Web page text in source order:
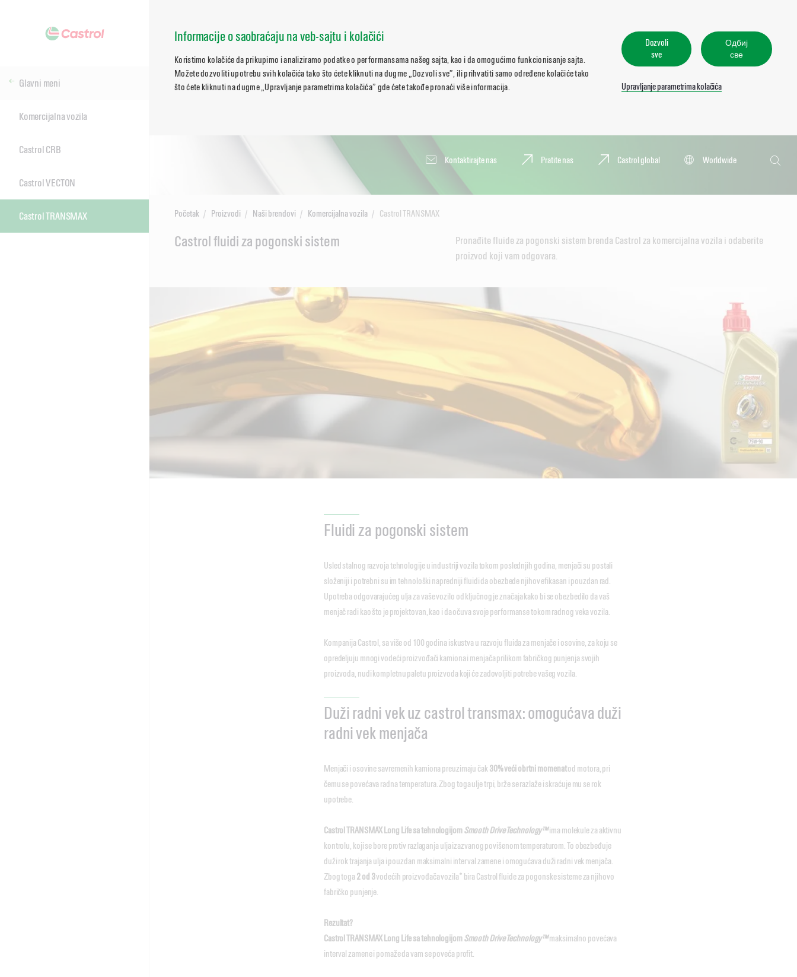
Informacije o saobraćaju na veb-sajtu i kolačići
Koristimo kolačiće da prikupimo i analiziramo podatke o performansama našeg sajta, kao i da omogućimo funkcionisanje sajta.
Možete dozvoliti upotrebu svih kolačića tako što ćete kliknuti na dugme „Dozvoli sve”, ili prihvatiti samo određene kolačiće tako
što ćete kliknuti na dugme „Upravljanje parametrima kolačića” gde ćete takođe pronaći više informacija.
Dozvoli
sve
Одбиј
све
Upravljanje parametrima kolačića
Kontaktirajte nas Pratite nas Castrol global
Worldwide
Pretraga
Glavni meni
Komercijalna vozila
Castrol CRB
Castrol VECTON
Castrol TRANSMAX Početak Proizvodi Naši brendovi Komercijalna vozila Castrol TRANSMAX
Castrol fluidi za pogonski sistem
Pronađite fluide za pogonski sistem brenda Castrol za komercijalna vozila i odaberite
proizvod koji vam odgovara.
Fluidi za pogonski sistem
Usled stalnog razvoja tehnologije u industriji vozila tokom poslednjih godina, menjači su postali
složeniji i potrebni su im tehnološki napredniji fluidi da obezbede njihov efikasan i pouzdan rad.
Upotreba odgovarajućeg ulja za vaše vozilo od ključnog je značaja kako bi se obezbedilo da vaš
menjač radi kao što je projektovan, kao i da očuva svoje performanse tokom radnog veka vozila.
Kompanija Castrol, sa više od 100 godina iskustva u razvoju fluida za menjače i osovine, za koju se
opredeljuju mnogi vodeći proizvođači kamiona i menjača prilikom fabričkog punjenja svojih
proizvoda, nudi kompletnu paletu proizvoda koji će zadovoljiti potrebe vašeg vozila.
Duži radni vek uz castrol transmax:omogućava duži
radni vek menjača
Menjači i osovine savremenih kamiona preuzimaju čak 30% veći obrtni momenatod motora, pri
čemu se povećava radna temperatura. Zbog toga ulje trpi, brže se razlaže i skraćuje mu se rok
upotrebe.
Castrol TRANSMAX Long Life sa tehnologijomSmooth Drive Technology™ima molekule za aktivnu
kontrolu, koji se bore protiv razlaganja ulja izazvanog povišenom temperaturom. To obezbeđuje
duži rok trajanja ulja i pouzdan maksimalni interval zamene i omogućava duži radni vek menjača.
Zbog toga 2 od 3vodećih proizvođača vozila* bira Castrol fluide za pogonske sisteme za njihovo
fabričko punjenje.
Rezultat?
Castrol TRANSMAX Long Life sa tehnologijomSmooth Drive Technology™maksimalno povećava
interval zamene i pomaže da vam se poveća profit.